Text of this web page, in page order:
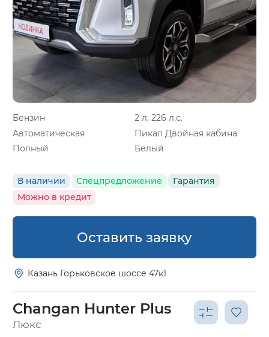
Бензин
2 л, 226 л.с.
Автоматическая
Пикап Двойная кабина
Полный
Белый
В наличии Спецпредложение
Гарантия
Можно в кредит
Оставить заявку
Казань Горьковское шоссе 47к1
Changan Hunter Plus
Люкс